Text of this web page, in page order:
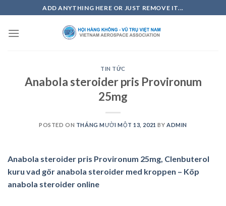
to
content
ADD ANYTHING HERE OR JUST REMOVE IT...
TIN TỨC
Anabola steroider pris Provironum
25mg
POSTED ON THÁNG MƯỜI MỘT 13, 2021 BY ADMIN
Anabola steroider pris Provironum 25mg, Clenbuterol
kuru vad gör anabola steroider med kroppen – Köp
anabola steroider online